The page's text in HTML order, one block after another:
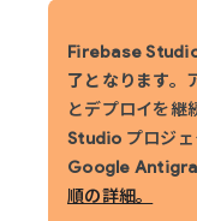
Firebase
了となります。
とデプロイを
Studio プロジ
Google
順の詳細。